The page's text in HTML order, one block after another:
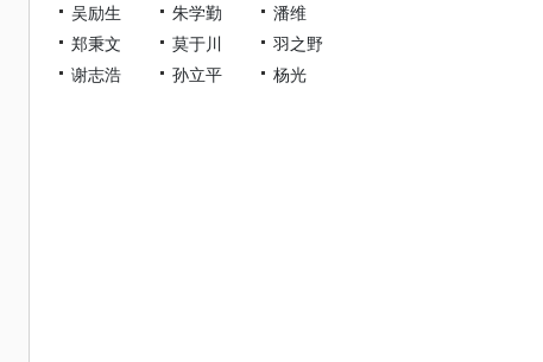
吴励生
朱学勤
潘维
郑秉文
莫于川
羽之野
谢志浩
孙立平 杨光